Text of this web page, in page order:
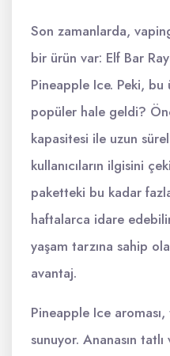
Son zamanlarda,
bir ürün var: Elf Bar
Pineapple Ice. Peki,
popüler hale geldi?
kapasitesi ile uzun
kullanıcıların ilgisini
paketteki bu kadar
haftalarca idare
yaşam tarzına sahip
avantaj.
Pineapple Ice
sunuyor. Ananasın